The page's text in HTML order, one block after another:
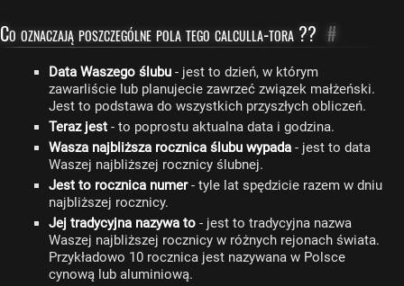
Co oznaczają poszczególne pola tego calculla-tora ?? #
Data Waszego ślubu - jest to dzień, w którym
zawarliście lub planujecie zawrzeć związek małżeński.
Jest to podstawa do wszystkich przyszłych obliczeń.
Teraz jest - to poprostu aktualna data i godzina.
Wasza najbliższa rocznica ślubu wypada - jest to data
Waszej najbliższej rocznicy ślubnej.
Jest to rocznica numer- tyle lat spędzicie razem w dniu
najbliższej rocznicy.
Jej tradycyjna nazywa to - jest to tradycyjna nazwa
Waszej najbliższej rocznicy w różnych rejonach świata.
Przykładowo 10 rocznica jest nazywana w Polsce
cynową lub aluminiową.